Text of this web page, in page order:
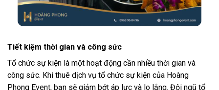
Tiết kiệm thời gian và công sức
Tổ chức sự kiện là một hoạt động cần nhiều thời gian và
công sức. Khi thuê dịch vụ tổ chức sự kiện của Hoàng
Phong Event, bạn sẽ giảm bớt áp lực và lo lắng. Đội ngũ tổ